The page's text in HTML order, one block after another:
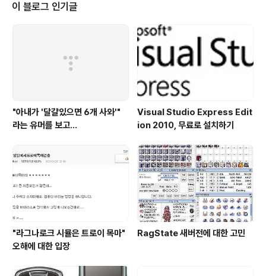
이 블로그 인기글
"아내가 '달걀있으면 6개 사와'"
라는 유머를 보고...
Visual Studio Express Edit
ion 2010, 무료로 설치하기
"라그나로크 시뮬은 트로이 목마"
오해에 대한 입장
RagState 새버전에 대한 고민